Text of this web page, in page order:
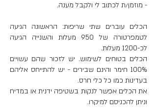
- מוזמן/ת לכתוב לי ולקבל מענה.
הכלים עוברים שתי שריפות: הראשונה הגיעה
לטמפרטורה של 950 מעלות והשנייה הגיעה
לכ-1200 מעלות.
הכלים בטוחים לשימוש. יש לזכור שהם עשויים
100% חימר והינם שבירים - יש להתייחס אליהם
בעדינות כמו כל כלי חרס.
את הכלים אפשר לנקות בשטיפה ידנית או במדיח
וניתן להכניסם למיקרו.